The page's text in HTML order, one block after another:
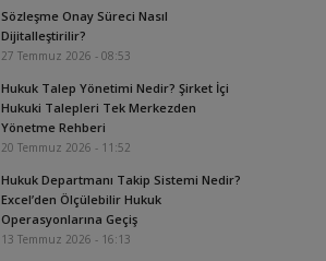
Sözleşme Onay Süreci Nasıl
Dijitalleştirilir?
27 Temmuz 2026 - 08:53
Hukuk Talep Yönetimi Nedir? Şirket İçi
Hukuki Talepleri Tek Merkezden
Yönetme Rehberi
20 Temmuz 2026 - 11:52
Hukuk Departmanı Takip Sistemi Nedir?
Excel’den Ölçülebilir Hukuk
Operasyonlarına Geçiş
13 Temmuz 2026 - 16:13